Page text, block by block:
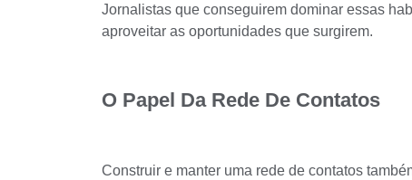
Jornalistas que conseguirem dominar essas
aproveitar as oportunidades que surgirem.
O Papel Da Rede De Contatos
Construir e manter uma rede de contatos